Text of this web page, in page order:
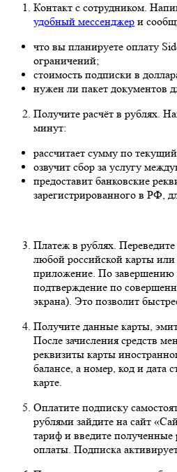
Контакт с сотрудником.
удобный мессенджер и
что вы планируете оплату
ограничений;
стоимость подписки в
нужен ли пакет документов
Получите расчёт в рублях.
минут:
рассчитает сумму по
озвучит сбор за услугу
предоставит банковские
зарегистрированного в РФ,
Платеж в рублях.
любой российской карты или
приложение. По завершению
подтверждение по
экрана). Это позволит
Получите данные карты,
После зачисления средств
реквизиты карты
балансе, а номер, код и дата
карте.
Оплатите подписку
рублями зайдите на сайт
тариф и введите
оплаты. Подписка